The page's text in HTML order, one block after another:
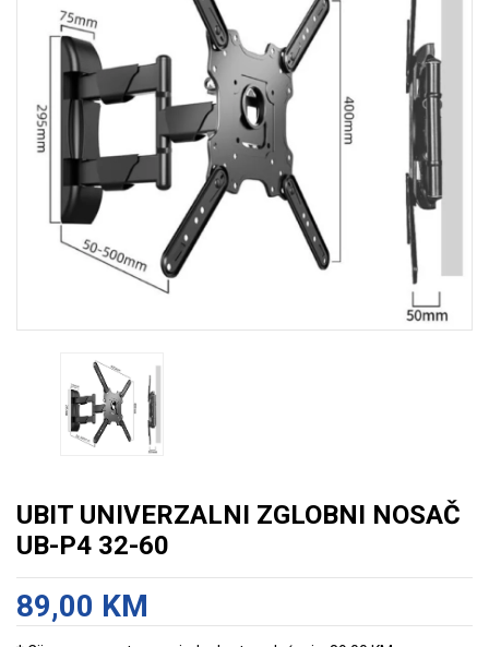
UBIT UNIVERZALNI ZGLOBNI NOSAČ
UB-P4 32-60
89,00 KM